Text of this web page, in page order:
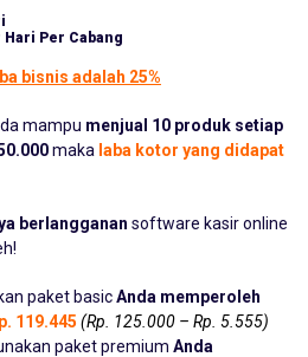
Hari Per Cabang
bisnis adalah 25%
mampu menjual 10 produk setiap
maka laba kotor yang didapat
berlangganan software kasir online
paket basicAnda memperoleh
119.445 (Rp. 125.000 – Rp. 5.555)
paket premium Anda